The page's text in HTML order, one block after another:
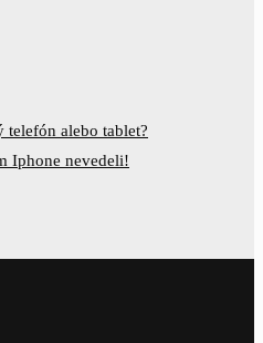
alebo tablet?
Iphone nevedeli!